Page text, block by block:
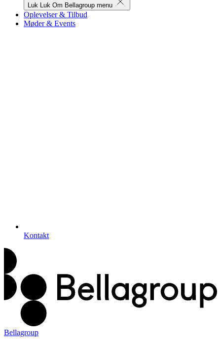
Luk Luk Om Bellagroup menu
Oplevelser & Tilbud
Møder & Events
Kontakt
Bellagroup